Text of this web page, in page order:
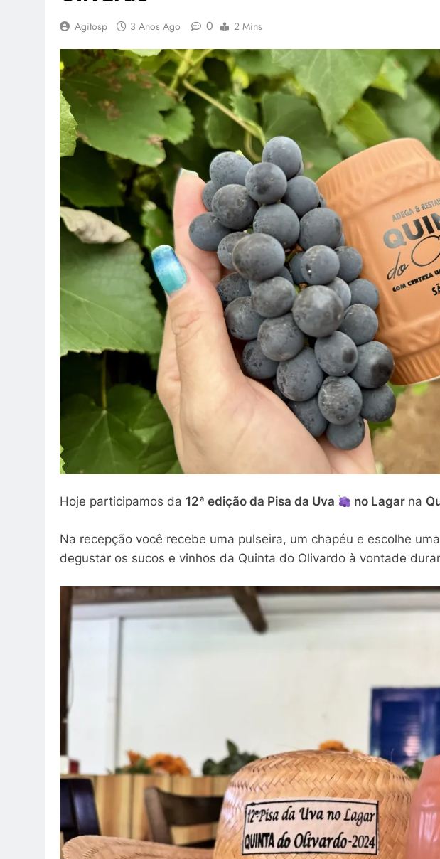
Agitosp 3 Anos Ago 0 2 Mins
Hoje participamos da 12ª edição da Pisa da Uva no Lagar na
Na recepção você recebe uma pulseira, um chapéu e escolhe
degustar os sucos e vinhos da Quinta do Olivardo à vontade